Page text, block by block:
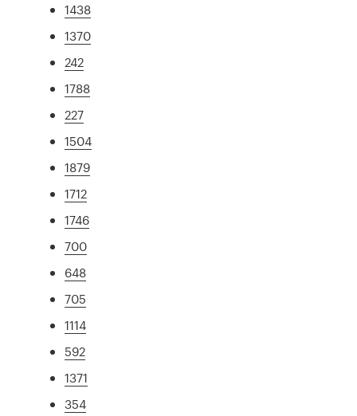
1438
1370
242
1788
227
1504
1879
1712
1746
700
648
705
1114
592
1371
354